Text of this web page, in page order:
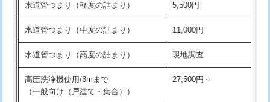
洗面台設置 38,500円
化粧台設置 22,000円
追加人工 16,500円
廃棄・処分 現場見積
交換・取付(排水栓・排水トラップ
22,000円+材料費
持込商品取付（混合水栓）
水道管つまり（軽度の詰まり） 5,500円
水道管つまり（中度の詰まり） 11,000円
水道管つまり（高度の詰まり） 現地調査
高圧洗浄機使用/3mまで
（一般向け（戸建て・集合））
27,500円～